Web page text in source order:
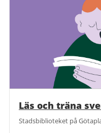
Läs och träna
Stadsbiblioteket på